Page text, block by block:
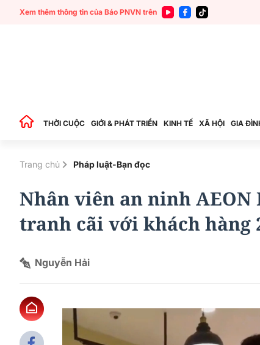
Xem thêm thông tin của Báo PNVN trên
THỜI CUỘC GIỚI & PHÁT TRIỂN KINH TẾ XÃ HỘI GIA
Trang chủ Pháp luật-Bạn đọc
Nhân viên an ninh
tranh cãi với khách hàng
Nguyễn Hải